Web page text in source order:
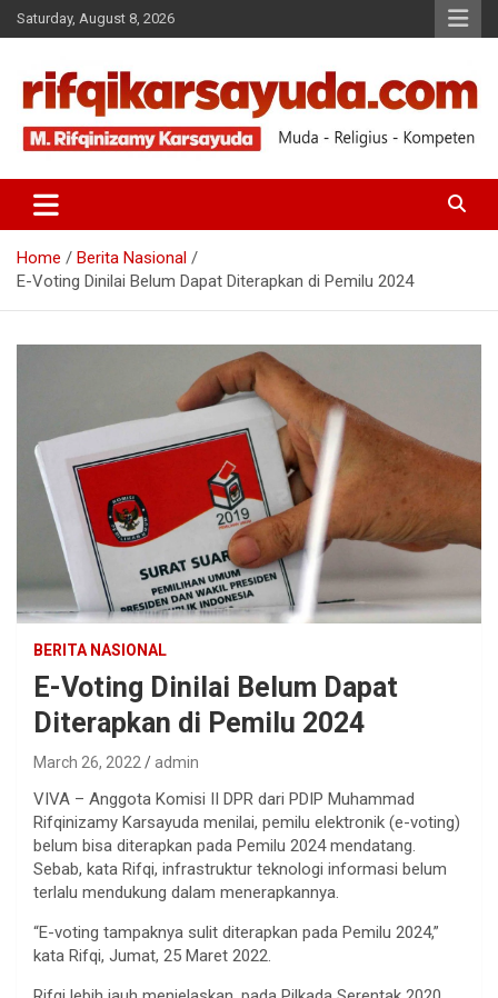
Saturday, August 8, 2026
RIFQI KARSAYUDA
Home
Berita Nasional
E-Voting Dinilai Belum Dapat Diterapkan di Pemilu 2024
BERITA NASIONAL
E-Voting Dinilai Belum Dapat
Diterapkan di Pemilu 2024
March 26, 2022 admin
VIVA – Anggota Komisi II DPR dari PDIP Muhammad
Rifqinizamy Karsayuda menilai, pemilu elektronik (e-voting)
belum bisa diterapkan pada Pemilu 2024 mendatang.
Sebab, kata Rifqi, infrastruktur teknologi informasi belum
terlalu mendukung dalam menerapkannya.
“E-voting tampaknya sulit diterapkan pada Pemilu 2024,”
kata Rifqi, Jumat, 25 Maret 2022.